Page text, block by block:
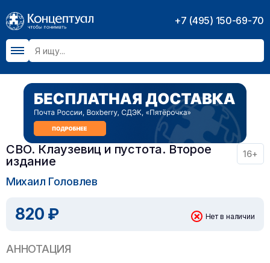
+7 (495) 150-69-70
СВО. Клаузевиц и пустота. Второе
издание
16+
Михаил Головлев
820 ₽ Нет в наличии
АННОТАЦИЯ